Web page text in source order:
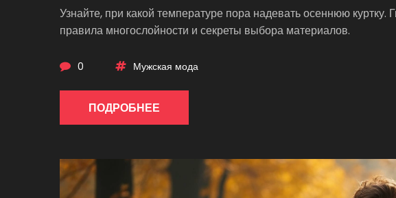
Узнайте, при какой температуре пора надевать осеннюю
правила многослойности и секреты выбора материалов.
0 Мужская мода
ПОДРОБНЕЕ